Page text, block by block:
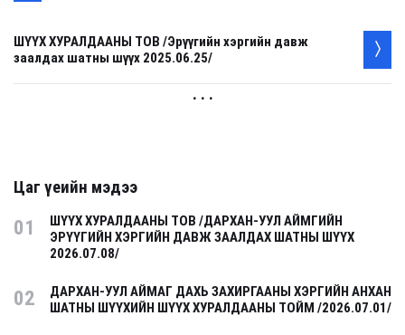
ШҮҮХ ХУРАЛДААНЫ ТОВ /Эрүүгийн хэргийн давж
заалдах шатны шүүх 2025.06.25/
. . .
Цаг үеийн мэдээ
01
ШҮҮХ ХУРАЛДААНЫ ТОВ /ДАРХАН-УУЛ АЙМГИЙН
ЭРҮҮГИЙН ХЭРГИЙН ДАВЖ ЗААЛДАХ ШАТНЫ ШҮҮХ
2026.07.08/
02
ДАРХАН-УУЛ АЙМАГ ДАХЬ ЗАХИРГААНЫ ХЭРГИЙН АНХАН
ШАТНЫ ШҮҮХИЙН ШҮҮХ ХУРАЛДААНЫ ТОЙМ /2026.07.01/